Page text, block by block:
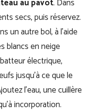
au pavot. Dans
secs, puis réservez.
un autre bol, à l’aide
blancs en neige
électrique,
jusqu’à ce que le
l’eau, une cuillère
incorporation.